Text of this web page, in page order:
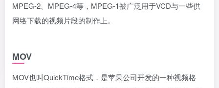
MPEG-2、MPEG-4等，MPEG-1被广泛用于VCD与一些供
网络下载的视频片段的制作上。
MOV
MOV也叫QuickTime格式，是苹果公司开发的一种视频格